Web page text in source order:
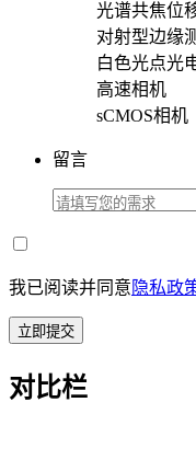
光谱共焦位
对射型边缘
白色光点光
高速相机
sCMOS相机
留言
我已阅读并同意 隐私政
立即提交
对比栏